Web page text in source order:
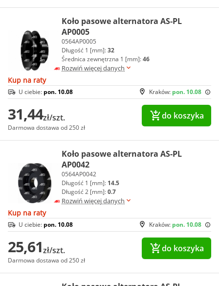
Koło pasowe alternatora AS-PL
AP0005
0564AP0005
Długość 1 [mm]:32
Średnica zewnętrzna 1 [mm]:46
Rozwiń więcej danych
Kup na raty
Kraków: pon. 10.08
U ciebie: pon. 10.08
31,44zł/szt.
Darmowa dostawa od 250 zł
do koszyka
Koło pasowe alternatora AS-PL
AP0042
0564AP0042
Długość 1 [mm]: 14.5
Długość 2 [mm]:0.7
Rozwiń więcej danych
Kup na raty
Kraków: pon. 10.08
U ciebie: pon. 10.08
25,61zł/szt.
Darmowa dostawa od 250 zł
do koszyka